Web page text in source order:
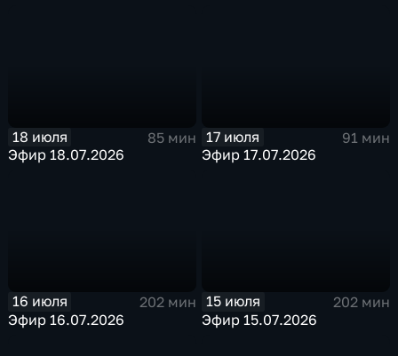
18 июля
85 мин
Эфир 18.07.2026
17 июля
91 мин
Эфир 17.07.2026
16 июля
202 мин
Эфир 16.07.2026
15 июля
202 мин
Эфир 15.07.2026